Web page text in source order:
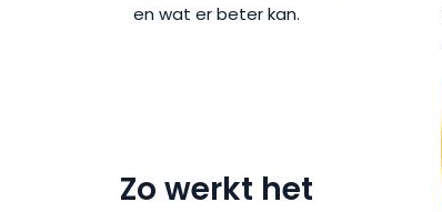
en wat er beter kan.
Zo werkt het